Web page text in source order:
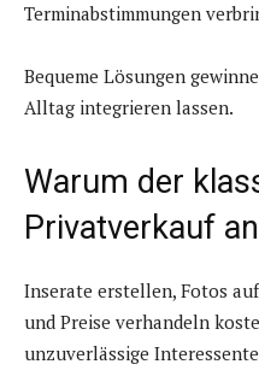
Terminabstimmungen
Bequeme Lösungen
Alltag integrieren lassen.
Warum der
Privatverkauf
Inserate erstellen, Fotos
und Preise verhandeln
unzuverlässige